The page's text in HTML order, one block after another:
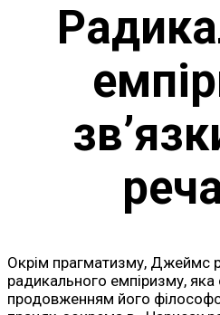
Окрім прагматизму, Джеймс
радикального емпіризму, яка
продовженням його